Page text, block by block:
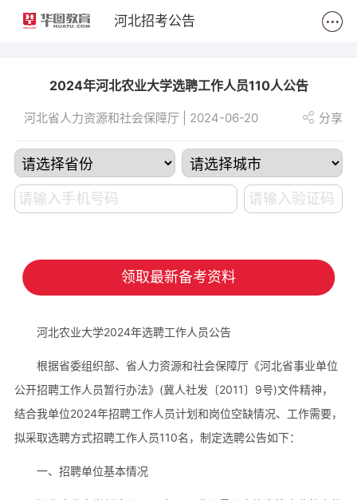
河北招考公告
2024年河北农业大学选聘工作人员110人公告
河北省人力资源和社会保障厅 | 2024-06-20 分享
领取最新备考资料
河北农业大学2024年选聘工作人员公告
根据省委组织部、省人力资源和社会保障厅《河北省事业单位
公开招聘工作人员暂行办法》(冀人社发〔2011〕9号)文件精神，
结合我单位2024年招聘工作人员计划和岗位空缺情况、工作需要，
拟采取选聘方式招聘工作人员110名，制定选聘公告如下：
一、招聘单位基本情况